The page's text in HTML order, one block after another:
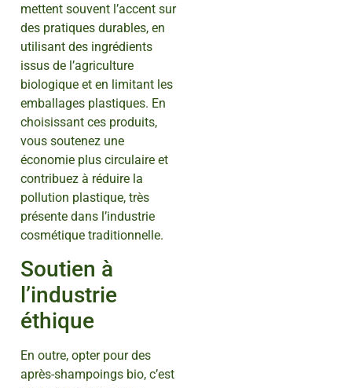
mettent souvent l’accent sur
des pratiques durables, en
utilisant des ingrédients
issus de l’agriculture
biologique et en limitant les
emballages plastiques. En
choisissant ces produits,
vous soutenez une
économie plus circulaire et
contribuez à réduire la
pollution plastique, très
présente dans l’industrie
cosmétique traditionnelle.
Soutien à
l’industrie
éthique
En outre, opter pour des
après-shampoings bio, c’est